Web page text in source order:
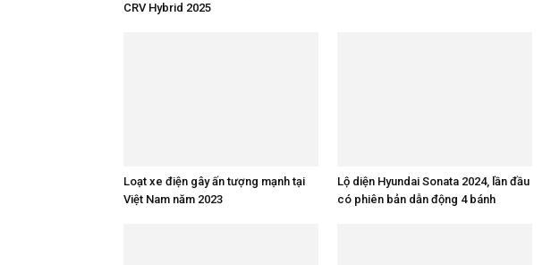
CRV Hybrid 2025
Loạt xe điện gây ấn tượng mạnh tại
Việt Nam năm 2023
Lộ diện Hyundai Sonata 2024, lần đầu
có phiên bản dẫn động 4 bánh